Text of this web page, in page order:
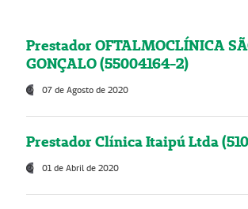
Prestador OFTALMOCLÍNICA
GONÇALO (55004164-2)
07 de Agosto de 2020
Prestador Clínica Itaipú Ltda
01 de Abril de 2020